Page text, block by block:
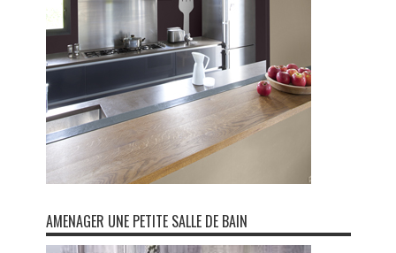
AMENAGER UNE PETITE SALLE DE BAIN